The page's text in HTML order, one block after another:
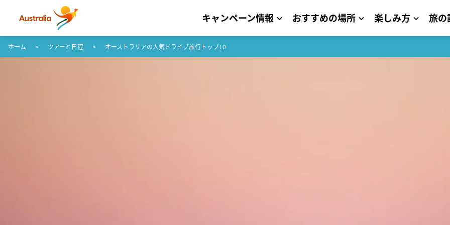
コンテンツへスキップ
フッターナビゲーションへスキップ
キャンペーン情報 おすすめの場所 楽しみ方 旅の
ホーム ツアーと日程 オーストラリアの人気ドライブ旅行トップ10